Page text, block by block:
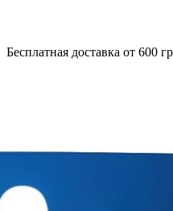
Бесплатная доставка от 600